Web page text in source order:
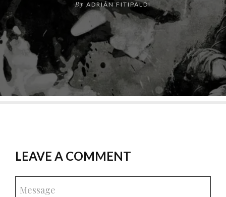
By ADRIÁN FITIPALDI
LEAVE A COMMENT